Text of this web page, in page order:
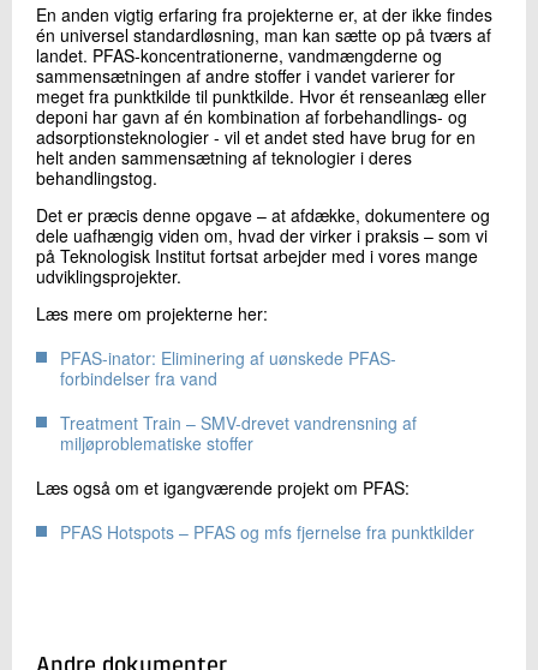
En anden vigtig erfaring fra projekterne er, at der ikke findes
én universel standardløsning, man kan sætte op på tværs af
landet. PFAS-koncentrationerne, vandmængderne og
sammensætningen af andre stoffer i vandet varierer for
meget fra punktkilde til punktkilde. Hvor ét renseanlæg eller
deponi har gavn af én kombination af forbehandlings- og
adsorptionsteknologier - vil et andet sted have brug for en
helt anden sammensætning af teknologier i deres
behandlingstog.
Det er præcis denne opgave – at afdække, dokumentere og
dele uafhængig viden om, hvad der virker i praksis – som vi
på Teknologisk Institut fortsat arbejder med i vores mange
udviklingsprojekter.
Læs mere om projekterne her:
PFAS-inator: Eliminering af uønskede PFAS-
forbindelser fra vand
Treatment Train – SMV-drevet vandrensning af
miljøproblematiske stoffer
Læs også om et igangværende projekt om PFAS:
PFAS Hotspots – PFAS og mfs fjernelse fra punktkilder